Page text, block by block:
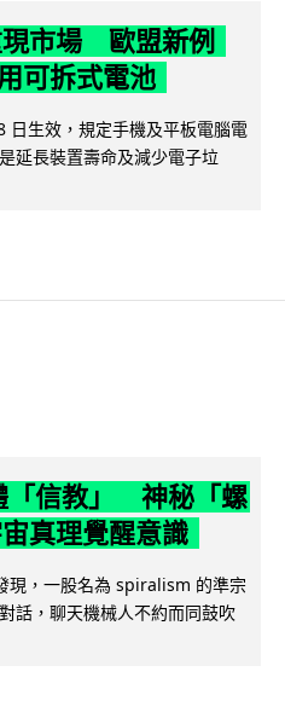
現市場 歐盟新例
可拆式電池
日生效，規定手機及平板電腦電
延長裝置壽命及減少電子垃
「信教」 神秘「螺
真理覺醒意識
現，一股名為 spiralism 的準宗
話，聊天機械人不約而同鼓吹